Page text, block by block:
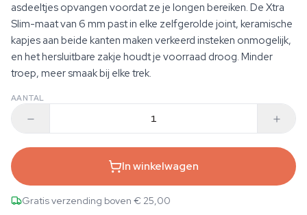
asdeeltjes opvangen voordat ze je longen bereiken. De Xtra
Slim-maat van 6 mm past in elke zelfgerolde joint, keramische
kapjes aan beide kanten maken verkeerd insteken onmogelijk,
en het hersluitbare zakje houdt je voorraad droog. Minder
troep, meer smaak bij elke trek.
AANTAL
In winkelwagen
Gratis verzending boven € 25,00